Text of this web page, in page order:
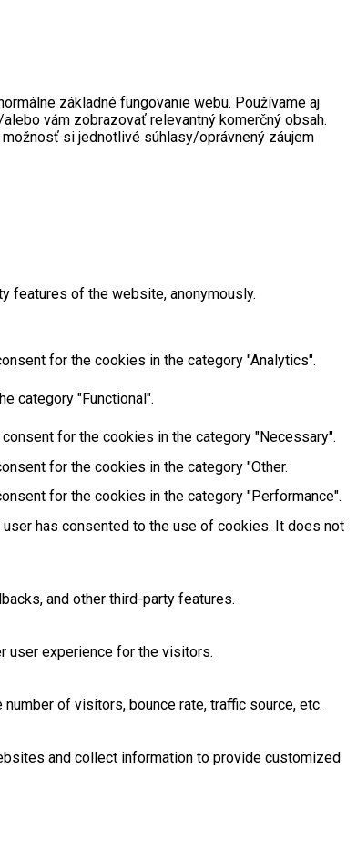
základné fungovanie webu. Používame aj
vám zobrazovať relevantný komerčný obsah.
si jednotlivé súhlasy/oprávnený záujem
features of the website, anonymously.
for the cookies in the category "Analytics".
category "Functional".
for the cookies in the category "Necessary".
for the cookies in the category "Other.
for the cookies in the category "Performance".
has consented to the use of cookies. It does not
and other third-party features.
user experience for the visitors.
of visitors, bounce rate, traffic source, etc.
and collect information to provide customized